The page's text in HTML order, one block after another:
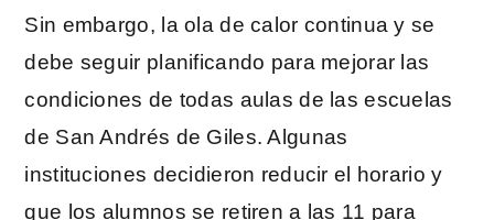
Sin embargo, la ola de calor continua y se
debe seguir planificando para mejorar las
condiciones de todas aulas de las escuelas
de San Andrés de Giles. Algunas
instituciones decidieron reducir el horario y
que los alumnos se retiren a las 11 para